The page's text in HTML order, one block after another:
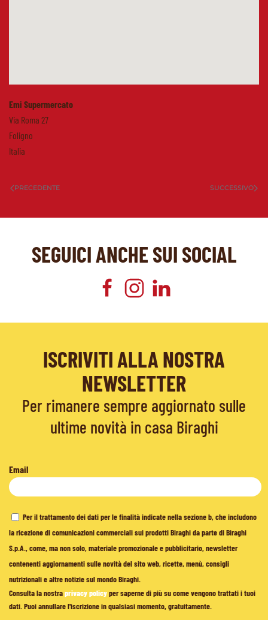
Emi Supermercato
Via Roma 27
Foligno
Italia
PRECEDENTE SUCCESSIVO
SEGUICI ANCHE SUI SOCIAL
ISCRIVITI ALLA NOSTRA
NEWSLETTER
Per rimanere sempre aggiornato sulle
ultime novità in casa Biraghi
Email
Per il trattamento dei dati per le finalità indicate nella sezione b, che includono
la ricezione di comunicazioni commerciali sui prodotti Biraghi da parte di Biraghi
S.p.A., come, ma non solo, materiale promozionale e pubblicitario, newsletter
contenenti aggiornamenti sulle novità del sito web, ricette, menù, consigli
nutrizionali e altre notizie sul mondo Biraghi.
Consulta la nostraprivacy policyper saperne di più su come vengono trattati i tuoi
dati. Puoi annullare l'iscrizione in qualsiasi momento, gratuitamente.